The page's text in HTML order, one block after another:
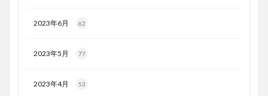
2023年6月 62
2023年5月 77
2023年4月 53